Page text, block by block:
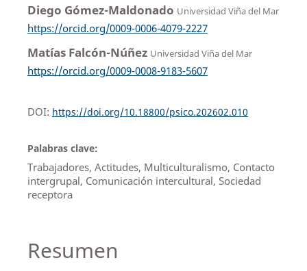
Diego Gómez-Maldonado Universidad Viña del Mar
https://orcid.org/0009-0006-4079-2227
Matías Falcón-Núñez Universidad Viña del Mar
https://orcid.org/0009-0008-9183-5607
DOI: https://doi.org/10.18800/psico.202602.010
Palabras clave:
Trabajadores, Actitudes, Multiculturalismo, Contacto
intergrupal, Comunicación intercultural, Sociedad
receptora
Resumen